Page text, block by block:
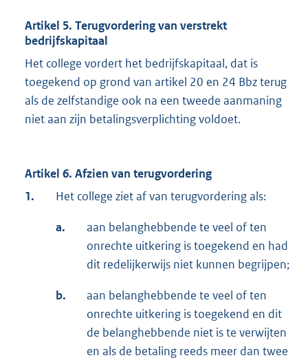
Artikel 5. Terugvordering van verstrekt
bedrijfskapitaal
Het college vordert het bedrijfskapitaal, dat is
toegekend op grond van artikel 20 en 24 Bbz terug
als de zelfstandige ook na een tweede aanmaning
niet aan zijn betalingsverplichting voldoet.
Artikel 6. Afzien van terugvordering
1.
Het college ziet af van terugvordering als:
a.
aan belanghebbende te veel of ten
onrechte uitkering is toegekend en had
dit redelijkerwijs niet kunnen begrijpen;
b.
aan belanghebbende te veel of ten
onrechte uitkering is toegekend en dit
de belanghebbende niet is te verwijten
en als de betaling reeds meer dan twee